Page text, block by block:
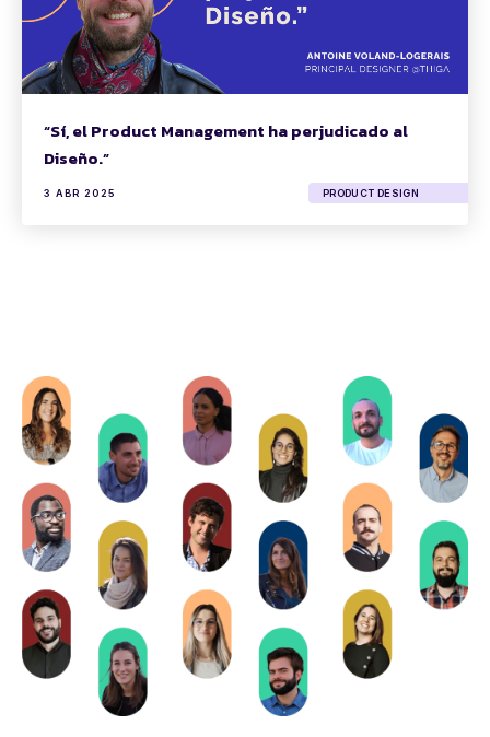
“Sí, el Product Management ha perjudicado al
Diseño.”
3 ABR 2025 PRODUCT DESIGN